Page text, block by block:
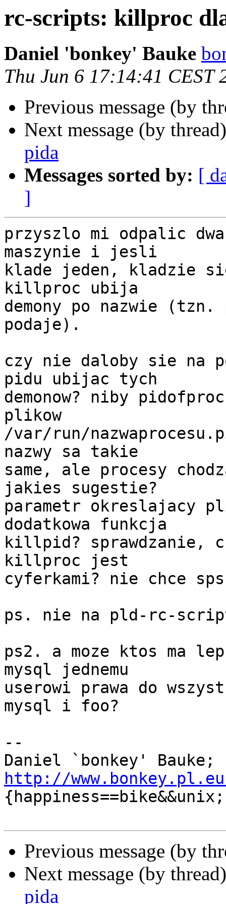
rc-scripts: killproc
Daniel 'bonkey' Bauke
Thu Jun 6 17:14:41 CEST
Previous message (by
Next message (by
pida
Messages sorted by: [
]
przyszlo mi odpalic
maszynie i jesli
klade jeden, kladzie
killproc ubija
demony po nazwie
podaje).
czy nie daloby sie na
pidu ubijac tych
demonow? niby
plikow
/var/run/
nazwy sa takie
same, ale procesy
jakies sugestie?
parametr okreslajacy
dodatkowa funkcja
killpid? sprawdzanie,
killproc jest
cyferkami? nie chce
ps. nie na pld-rc-
ps2. a moze ktos ma
mysql jednemu
userowi prawa do
mysql i foo?
--
http://
Previous message (by
Next message (by
pida